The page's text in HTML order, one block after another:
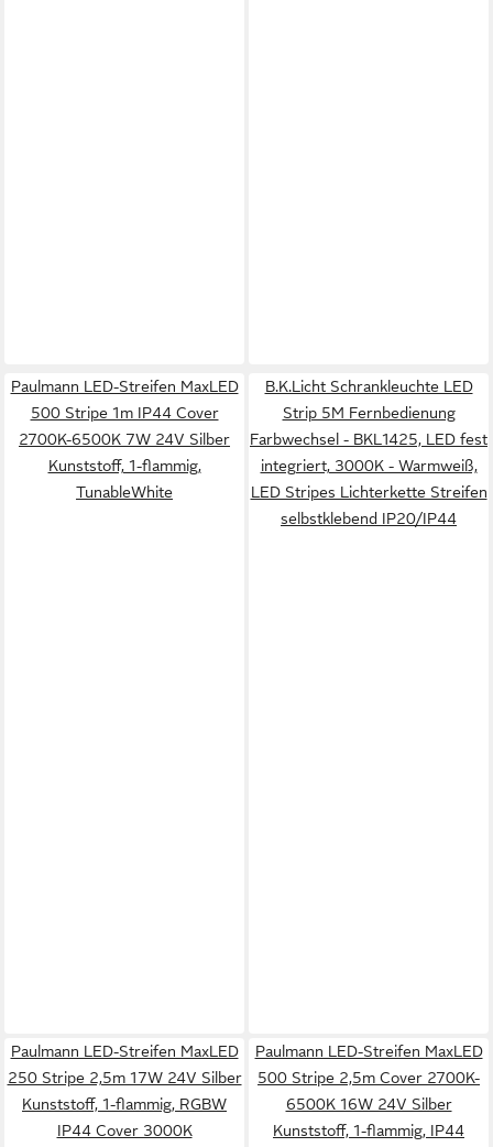
Paulmann LED-Streifen MaxLED
500 Stripe 1m IP44 Cover
2700K-6500K 7W 24V Silber
Kunststoff, 1-flammig,
TunableWhite
B.K.Licht Schrankleuchte LED
Strip 5M Fernbedienung
Farbwechsel - BKL1425, LED fest
integriert, 3000K - Warmweiß,
LED Stripes Lichterkette Streifen
selbstklebend IP20/IP44
Paulmann LED-Streifen MaxLED
250 Stripe 2,5m 17W 24V Silber
Kunststoff, 1-flammig, RGBW
IP44 Cover 3000K
Paulmann LED-Streifen MaxLED
500 Stripe 2,5m Cover 2700K-
6500K 16W 24V Silber
Kunststoff, 1-flammig, IP44